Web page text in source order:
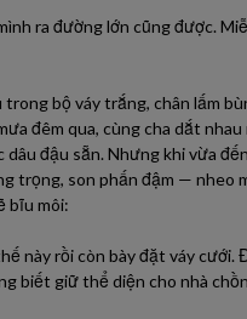
ra đường lớn cũng được.
trong bộ váy trắng, chân lấm
đêm qua, cùng cha dắt
dâu đậu sẵn. Nhưng khi vừa
trọng, son phấn đậm — nheo
bĩu môi:
này rồi còn bày đặt váy cưới.
biết giữ thể diện cho nhà